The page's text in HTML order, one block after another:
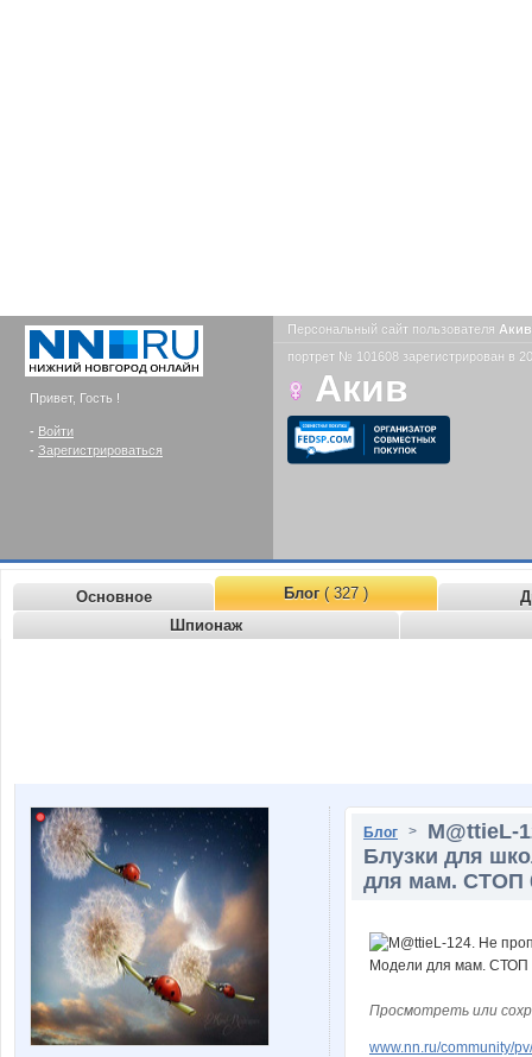
Привет, Гость !
- Войти
- Зарегистрироваться
Персональный сайт пользователя
портрет № 101608 зарегистрирован в
Акив
Основное Блог( 327 )
Шпионаж
Блог > M@ttieL-
Блузки для
для мам. СТОП
Просмотреть или
www.nn.ru/community/